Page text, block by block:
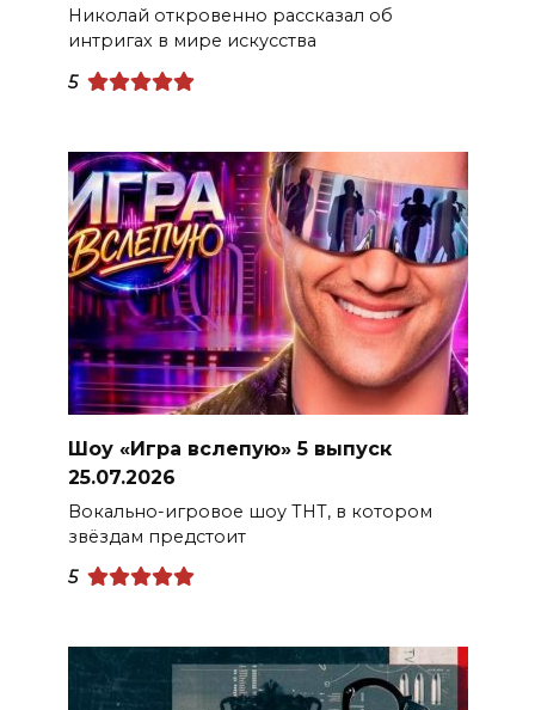
Николай откровенно рассказал об
интригах в мире искусства
5
Шоу «Игра вслепую» 5 выпуск
25.07.2026
Вокально-игровое шоу ТНТ, в котором
звёздам предстоит
5